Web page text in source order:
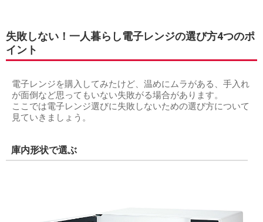
失敗しない！一人暮らし電子レンジの選び方4つのポ
イント
電子レンジを購入してみたけど、温めにムラがある、手入れ
が面倒など思ってもいない失敗がる場合があります。
ここでは電子レンジ選びに失敗しないための選び方について
見ていきましょう。
庫内形状で選ぶ